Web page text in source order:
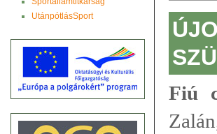
UtánpótlásSport
Fiú